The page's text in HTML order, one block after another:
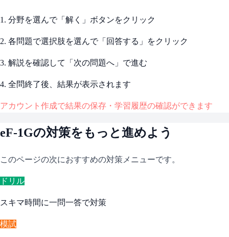
1. 分野を選んで「解く」ボタンをクリック
2. 各問題で選択肢を選んで「回答する」をクリック
3. 解説を確認して「次の問題へ」で進む
4. 全問終了後、結果が表示されます
アカウント作成で結果の保存・学習履歴の確認ができます
eF-1Gの対策をもっと進めよう
このページの次におすすめの対策メニューです。
ドリル
スキマ時間に一問一答で対策
模試